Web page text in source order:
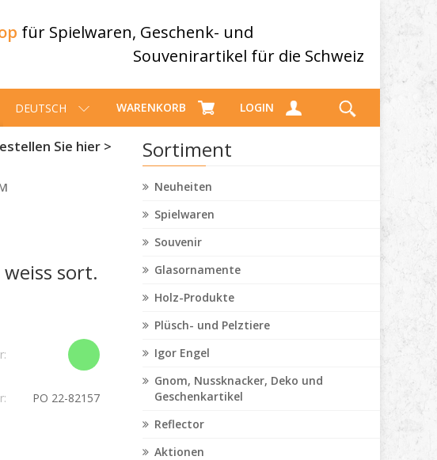
für Spielwaren, Geschenk- und
Souvenirartikel für die Schweiz
DEUTSCH WARENKORB LOGIN
Sortiment
Neuheiten
Spielwaren
Souvenir
Glasornamente
Holz-Produkte
Plüsch- und Pelztiere
Igor Engel
Gnom, Nussknacker, Deko und
Geschenkartikel
Reflector
Aktionen
Sie hier >
sort.
PO 22-82157